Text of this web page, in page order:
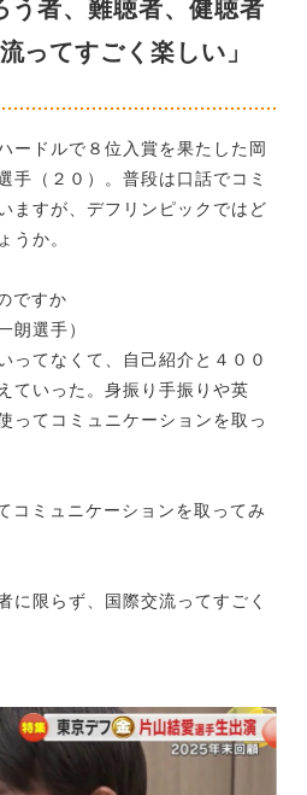
う者、難聴者、健聴者
ってすごく楽しい」
ードルで８位入賞を果たした岡
手（２０）。普段は口話でコミ
ますが、デフリンピックではど
うか。
ですか
朗選手）
ってなくて、自己紹介と４００
ていった。身振り手振りや英
ってコミュニケーションを取っ
コミュニケーションを取ってみ
に限らず、国際交流ってすごく